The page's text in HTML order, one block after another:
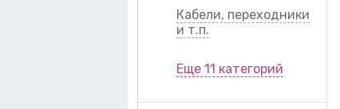
Кабели, переходники
и т.п.
Еще 11 категорий